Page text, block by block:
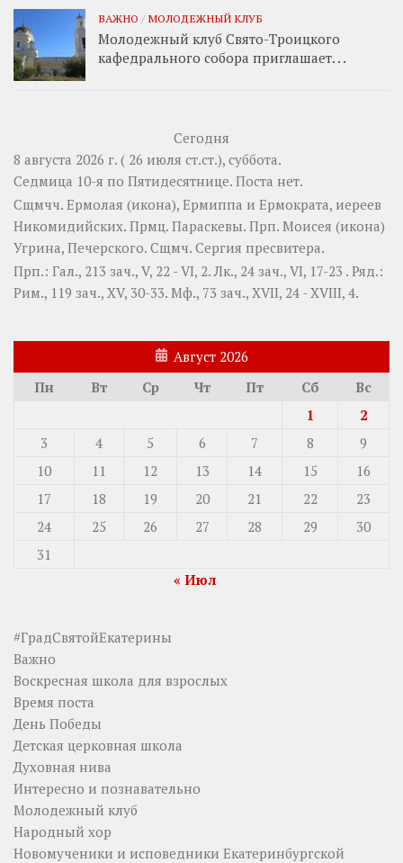
ВАЖНО / МОЛОДЕЖНЫЙ КЛУБ
Молодежный клуб Свято-Троицкого
кафедрального собора приглашает. . .
Сегодня
8 августа 2026 г. ( 26 июля ст.ст.), суббота.
Седмица 10-я по Пятидесятнице. Поста нет.
Сщмчч. Ермолая (икона), Ермиппа и Ермократа, иереев
Никомидийских. Прмц. Параскевы. Прп. Моисея (икона)
Угрина, Печерского. Сщмч. Сергия пресвитера.
Прп.: Гал., 213 зач., V, 22 - VI, 2. Лк., 24 зач., VI, 17-23 . Ряд.:
Рим., 119 зач., XV, 30-33. Мф., 73 зач., XVII, 24 - XVIII, 4.
Август 2026
Пн
Вт Ср Чт Пт Сб
Вс
1
2
3
4 5 6 7 8
9
10
11 12 13 14 15
16
17
18 19 20 21 22
23
24
25 26 27 28 29
30
31
« Июл
#ГрадСвятойЕкатерины
Важно
Воскресная школа для взрослых
Время поста
День Победы
Детская церковная школа
Духовная нива
Интересно и познавательно
Молодежный клуб
Народный хор
Новомученики и исповедники Екатеринбургской